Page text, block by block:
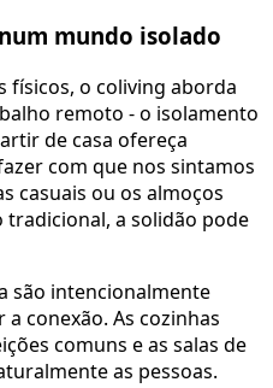
mundo isolado
físicos, o coliving aborda
remoto - o isolamento
de casa ofereça
com que nos sintamos
casuais ou os almoços
a solidão pode
são intencionalmente
conexão. As cozinhas
comuns e as salas de
as pessoas.